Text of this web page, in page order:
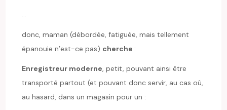
…
donc, maman (débordée, fatiguée, mais tellement
épanouie n’est-ce pas) cherche :
Enregistreur moderne, petit, pouvant ainsi être
transporté partout (et pouvant donc servir, au cas où,
au hasard, dans un magasin pour un :